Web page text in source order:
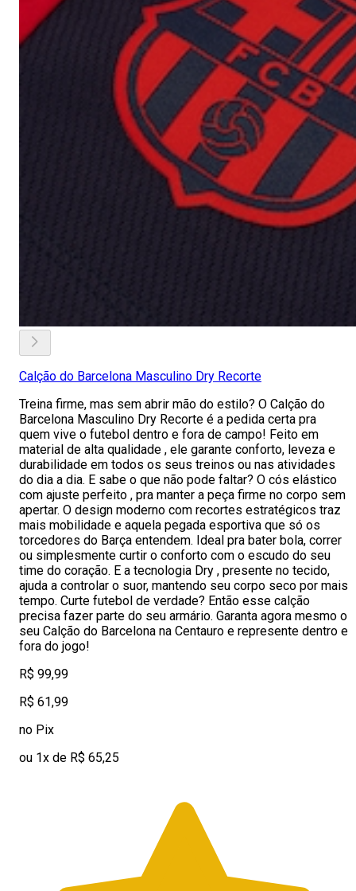
Calção do Barcelona Masculino Dry Recorte
Treina firme, mas sem abrir mão do estilo? O Calção do
Barcelona Masculino Dry Recorte é a pedida certa pra
quem vive o futebol dentro e fora de campo! Feito em
material de alta qualidade , ele garante conforto, leveza e
durabilidade em todos os seus treinos ou nas atividades
do dia a dia. E sabe o que não pode faltar? O cós elástico
com ajuste perfeito , pra manter a peça firme no corpo sem
apertar. O design moderno com recortes estratégicos traz
mais mobilidade e aquela pegada esportiva que só os
torcedores do Barça entendem. Ideal pra bater bola, correr
ou simplesmente curtir o conforto com o escudo do seu
time do coração. E a tecnologia Dry , presente no tecido,
ajuda a controlar o suor, mantendo seu corpo seco por mais
tempo. Curte futebol de verdade? Então esse calção
precisa fazer parte do seu armário. Garanta agora mesmo o
seu Calção do Barcelona na Centauro e represente dentro e
fora do jogo!
R$ 99,99
R$ 61,99
no Pix
ou 1x de R$ 65,25